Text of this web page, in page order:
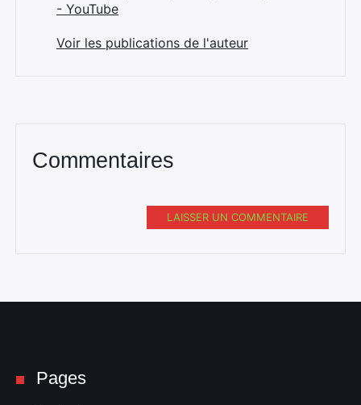
- YouTube
Voir les publications de l'auteur
Commentaires
LAISSER UN COMMENTAIRE
Pages